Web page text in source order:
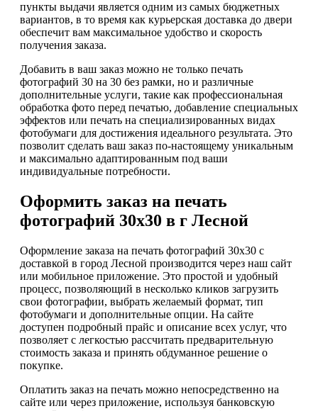
пункты выдачи является одним из самых бюджетных
вариантов, в то время как курьерская доставка до двери
обеспечит вам максимальное удобство и скорость
получения заказа.
Добавить в ваш заказ можно не только печать
фотографий 30 на 30 без рамки, но и различные
дополнительные услуги, такие как профессиональная
обработка фото перед печатью, добавление специальных
эффектов или печать на специализированных видах
фотобумаги для достижения идеального результата. Это
позволит сделать ваш заказ по-настоящему уникальным
и максимально адаптированным под ваши
индивидуальные потребности.
Оформить заказ на печать
фотографий 30х30 в г Лесной
Оформление заказа на печать фотографий 30х30 с
доставкой в город Лесной производится через наш сайт
или мобильное приложение. Это простой и удобный
процесс, позволяющий в несколько кликов загрузить
свои фотографии, выбрать желаемый формат, тип
фотобумаги и дополнительные опции. На сайте
доступен подробный прайс и описание всех услуг, что
позволяет с легкостью рассчитать предварительную
стоимость заказа и принять обдуманное решение о
покупке.
Оплатить заказ на печать можно непосредственно на
сайте или через приложение, используя банковскую